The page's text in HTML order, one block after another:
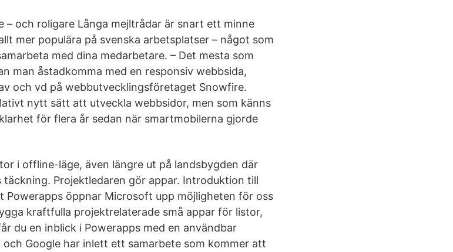
och roligare Långa mejltrådar är snart ett minne
mer populära på svenska arbetsplatser – något som
med dina medarbetare. – Det mesta som
man åstadkomma med en responsiv webbsida,
och vd på webbutvecklingsföretaget Snowfire.
nytt sätt att utveckla webbsidor, men som känns
för flera år sedan när smartmobilerna gjorde
i offline-läge, även längre ut på landsbygden där
täckning. Projektledaren gör appar. Introduktion till
Powerapps öppnar Microsoft upp möjligheten för oss
kraftfulla projektrelaterade små appar för listor,
du en inblick i Powerapps med en användbar
Google har inlett ett samarbete som kommer att